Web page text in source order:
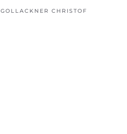
GOLLACKNER CHRISTOF